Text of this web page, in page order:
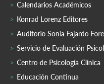
Calendarios Académicos
Konrad Lorenz Editores
Auditorio Sonia Fajardo
Servicio de Evaluación
Centro de Psicología Clínica
Educación Continua